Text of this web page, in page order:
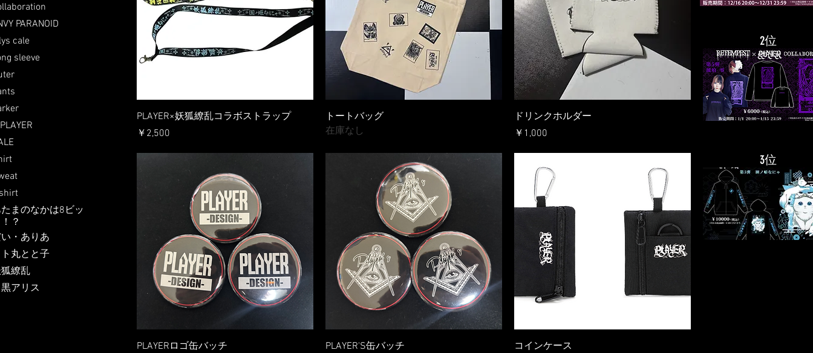
PARANOID
cale
sleeve
まのなかは8ビッ
？
・ありあ
丸とと子
繚乱
アリス
PLAYER×妖狐繚乱コラボストラップ
価格
￥2,500
トートバッグ
在庫なし
ドリンクホルダー
価格
￥1,000
PLAYERロゴ缶バッチ
PLAYER'S缶バッチ
コインケース
​2位
​3位